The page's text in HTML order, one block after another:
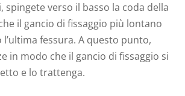
spingete verso il basso la coda della
il gancio di fissaggio più lontano
fessura. A questo punto,
in modo che il gancio di fissaggio si
e lo trattenga.